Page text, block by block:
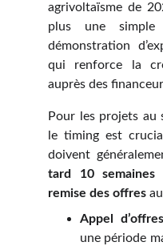
agrivoltaïsme de
plus une
démonstration
qui renforce la
auprès des
Pour les projets au
le timing est
doivent
tard 10
remise des offres
Appel
une période